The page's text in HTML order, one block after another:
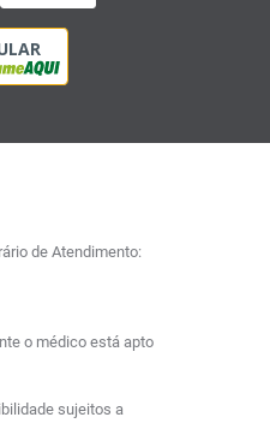
de Atendimento:
o médico está apto
sujeitos a